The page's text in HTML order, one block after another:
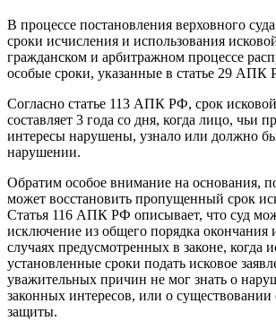
В процессе постановления верховного
сроки исчисления и использования
гражданском и арбитражном процессе
особые сроки, указанные в статье 29 АПК
Согласно статье 113 АПК РФ, срок
составляет 3 года со дня, когда лицо, чьи
интересы нарушены, узнало или должно
нарушении.
Обратим особое внимание на основания,
может восстановить пропущенный срок
Статья 116 АПК РФ описывает, что суд
исключение из общего порядка окончания
случаях предусмотренных в законе, когда
установленные сроки подать исковое
уважительных причин не мог знать о
законных интересов, или о существовании
защиты.